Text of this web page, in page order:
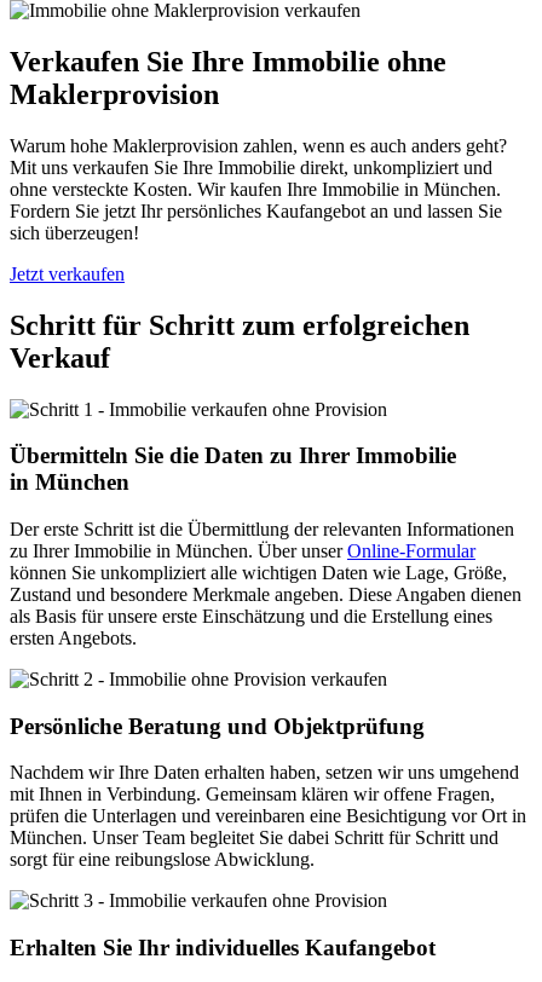
Verkaufen Sie Ihre Immobilie ohne
Maklerprovision
Warum hohe Maklerprovision zahlen, wenn es auch anders geht?
Mit uns verkaufen Sie Ihre Immobilie direkt, unkompliziert und
ohne versteckte Kosten. Wir kaufen Ihre Immobilie in München.
Fordern Sie jetzt Ihr persönliches Kaufangebot an und lassen Sie
sich überzeugen!
Jetzt verkaufen
Schritt für Schritt zum erfolgreichen
Verkauf
Übermitteln Sie die Daten zu Ihrer Immobilie
in München
Der erste Schritt ist die Übermittlung der relevanten Informationen
zu Ihrer Immobilie in München. Über unserOnline-Formular
können Sie unkompliziert alle wichtigen Daten wie Lage, Größe,
Zustand und besondere Merkmale angeben. Diese Angaben dienen
als Basis für unsere erste Einschätzung und die Erstellung eines
ersten Angebots.
Persönliche Beratung und Objektprüfung
Nachdem wir Ihre Daten erhalten haben, setzen wir uns umgehend
mit Ihnen in Verbindung. Gemeinsam klären wir offene Fragen,
prüfen die Unterlagen und vereinbaren eine Besichtigung vor Ort in
München. Unser Team begleitet Sie dabei Schritt für Schritt und
sorgt für eine reibungslose Abwicklung.
Erhalten Sie Ihr individuelles Kaufangebot